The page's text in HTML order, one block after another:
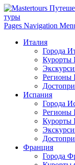
Pages Navigation
Италия
Города
Курорты
Регионы
Испания
Города
Регионы
Курорты
Франция
Города